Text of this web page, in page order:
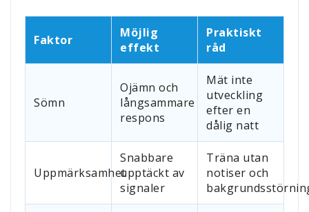
Faktor
Möjlig
effekt
Praktiskt
råd
Sömn
Ojämn och
långsammare
respons
Mät inte
utveckling
efter en
dålig natt
Uppmärksamhet
Snabbare
upptäckt av
signaler
Träna utan
notiser och